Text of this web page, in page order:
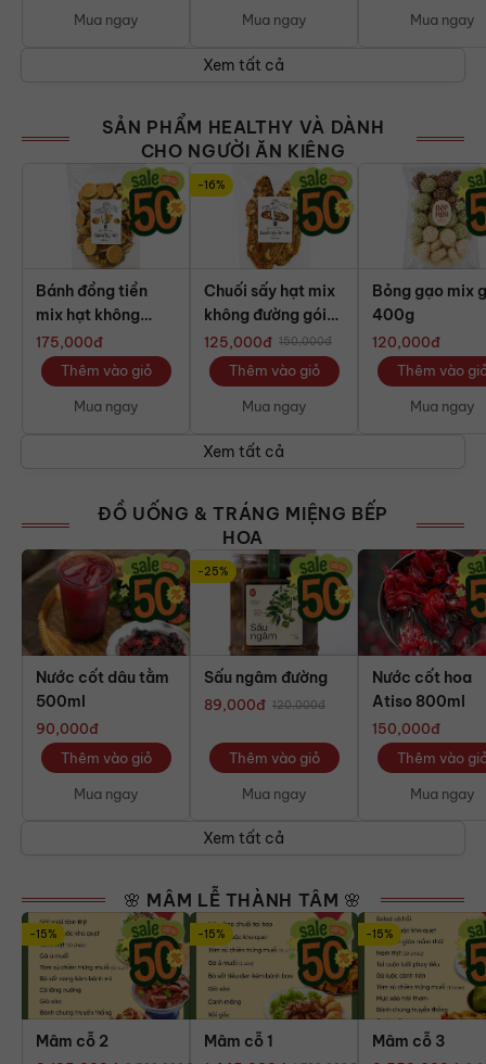
Mua ngay Mua ngay Mua ngay
Xem tất cả
SẢN PHẨM HEALTHY VÀ DÀNH
CHO NGƯỜI ĂN KIÊNG
Bánh đồng tiền
mix hạt không
đường gói 400g
175,000đ
Mua ngay
Thêm vào giỏ
-16%
Chuối sấy hạt mix
không đường gói
400g
125,000đ 150,000đ
Mua ngay
Thêm vào giỏ
Bỏng gạo mix
400g
120,000đ
Mua ngay
Thêm vào
Xem tất cả
ĐỒ UỐNG & TRÁNG MIỆNG BẾP
HOA
Nước cốt dâu tằm
500ml
90,000đ
Mua ngay
Thêm vào giỏ
-25%
Sấu ngâm đường
89,000đ 120,000đ
Mua ngay
Thêm vào giỏ
Nước cốt hoa
Atiso 800ml
150,000đ
Mua ngay
Thêm vào
Xem tất cả
🌸 MÂM LỄ THÀNH TÂM 🌸
-15%
Mâm cỗ 2
-15%
Mâm cỗ 1
-15%
Mâm cỗ 3